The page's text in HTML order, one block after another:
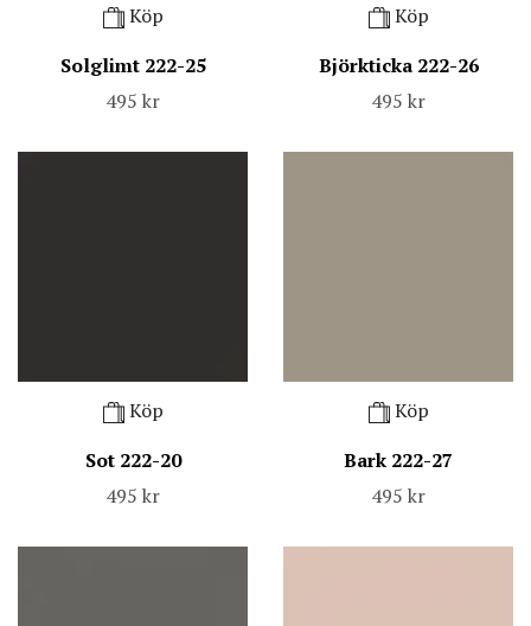
Köp
Solglimt 222-25
495 kr
Köp
Björkticka 222-26
495 kr
Köp
Sot 222-20
495 kr
Köp
Bark 222-27
495 kr